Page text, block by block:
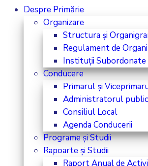
Despre Primărie
Organizare
Structura și
Regulament de
Instituții Subordonate
Conducere
Primarul și
Administratorul public
Consiliul Local
Agenda Conducerii
Programe și Studii
Rapoarte și Studii
Raport Anual de